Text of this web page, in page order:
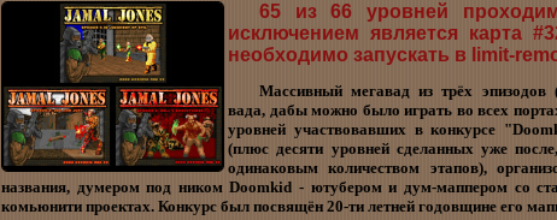
65 из 66 уровней
исключением является карта
необходимо запускать в limit-
Массивный мегавад из трёх эпизодов
вада, дабы можно было играть во всех
уровней участвовавших в конкурсе
(плюс десяти уровней сделанных уже
одинаковым количеством этапов),
названия, думером под ником Doomkid - ютубером и дум-маппером со
комьюнити проектах. Конкурс был посвящён 20-ти летней годовщине его